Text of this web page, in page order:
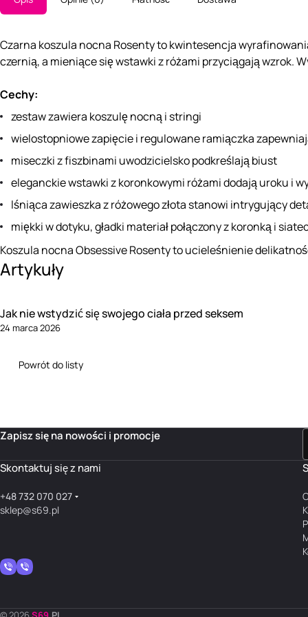
Czarna koszula nocna Rosenty to kwintesencja
czernią, a mieniące się wstawki z różami przyciągają wzrok.
Cechy:
zestaw zawiera koszulę nocną i stringi
wielostopniowe zapięcie i regulowane ramiączka
miseczki z fiszbinami uwodzicielsko podkreślają biust
eleganckie wstawki z koronkowymi różami dodają uroku i
lśniąca zawieszka z różowego złota stanowi intrygujący
miękki w dotyku, gładki materiał połączony z koronką i
Koszula nocna Obsessive Rosenty to ucieleśnienie
Artykuły
Jak nie wstydzić się swojego ciała przed seksem
24 marca 2026
Powrót do listy
Zapisz się na nowości i promocje
Skontaktuj się z nami
+48 732 070 027
sklep@s69.pl